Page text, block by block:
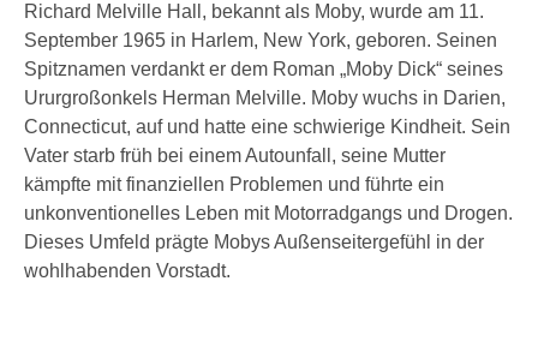
Richard Melville Hall, bekannt als Moby, wurde am 11.
September 1965 in Harlem, New York, geboren. Seinen
Spitznamen verdankt er dem Roman „Moby Dick“ seines
Ururgroßonkels Herman Melville. Moby wuchs in Darien,
Connecticut, auf und hatte eine schwierige Kindheit. Sein
Vater starb früh bei einem Autounfall, seine Mutter
kämpfte mit finanziellen Problemen und führte ein
unkonventionelles Leben mit Motorradgangs und Drogen.
Dieses Umfeld prägte Mobys Außenseitergefühl in der
wohlhabenden Vorstadt.